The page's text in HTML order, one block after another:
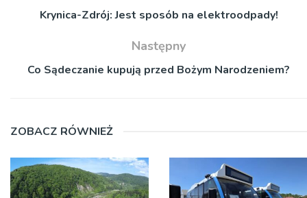
Krynica-Zdrój: Jest sposób na elektroodpady!
Następny
Co Sądeczanie kupują przed Bożym Narodzeniem?
ZOBACZ RÓWNIEŻ